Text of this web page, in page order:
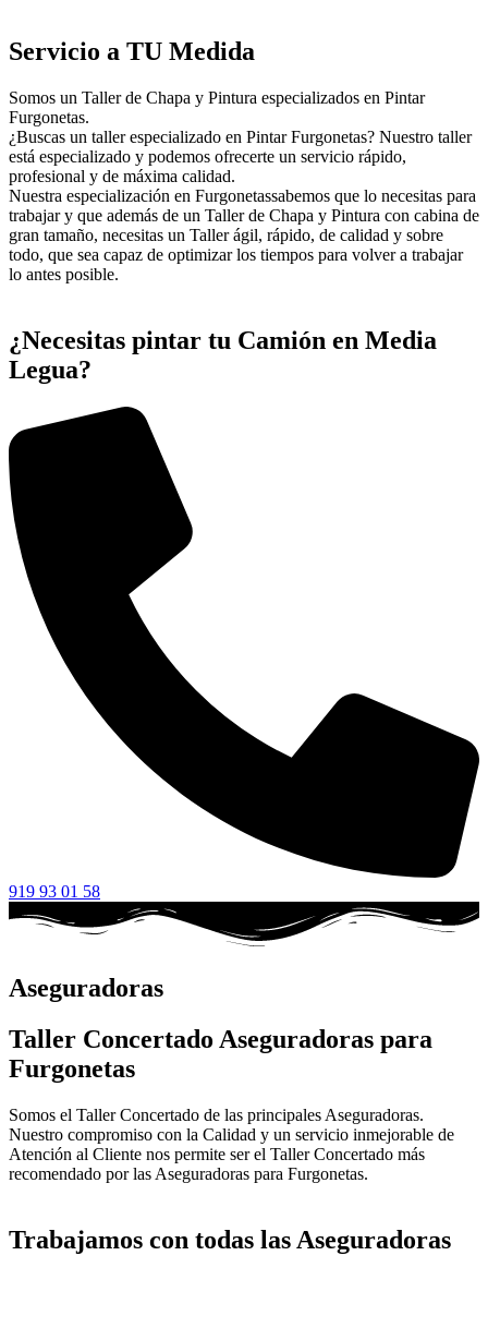
Servicio a TU Medida
Somos un Taller de Chapa y Pintura especializados en Pintar
Furgonetas.
¿Buscas un taller especializado en Pintar Furgonetas? Nuestro taller
está especializado y podemos ofrecerte un servicio rápido,
profesional y de máxima calidad.
Nuestra especialización en Furgonetassabemos que lo necesitas para
trabajar y que además de un Taller de Chapa y Pintura con cabina de
gran tamaño, necesitas un Taller ágil, rápido, de calidad y sobre
todo, que sea capaz de optimizar los tiempos para volver a trabajar
lo antes posible.
¿Necesitas pintar tu Camión en Media
Legua?
919 93 01 58
Aseguradoras
Taller Concertado Aseguradoras para
Furgonetas
Somos el Taller Concertado de las principales Aseguradoras.
Nuestro compromiso con la Calidad y un servicio inmejorable de
Atención al Cliente nos permite ser el Taller Concertado más
recomendado por las Aseguradoras para Furgonetas.
Trabajamos con todas las Aseguradoras